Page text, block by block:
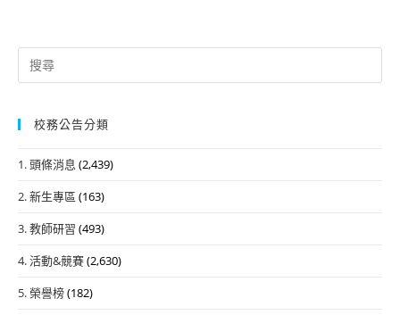
Search
for:
校務公告分類
1. 頭條消息 (2,439)
2. 新生專區 (163)
3. 教師研習 (493)
4. 活動&競賽(2,630)
5. 榮譽榜(182)